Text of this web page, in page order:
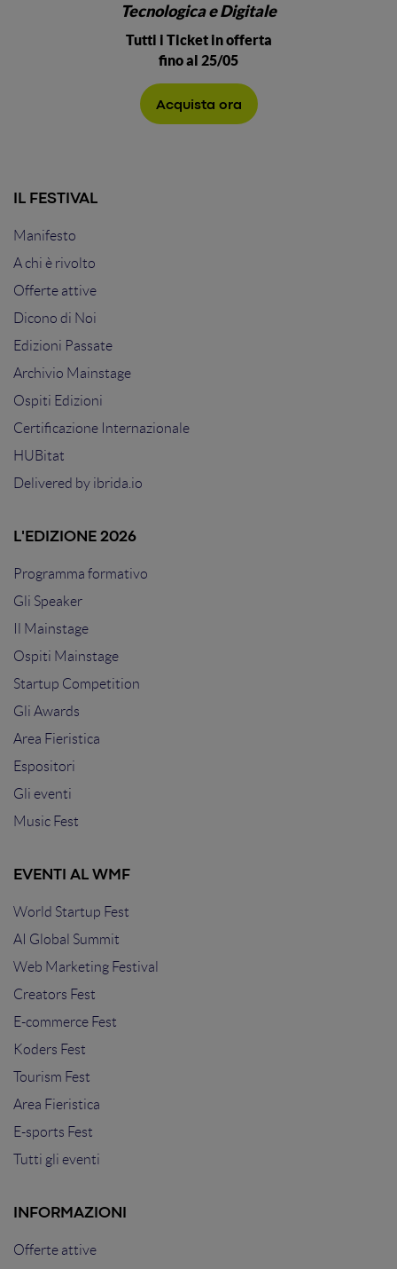
Tecnologica e Digitale
Tutti i Ticket in offerta
fino al 25/05
Acquista ora
IL FESTIVAL
Manifesto
A chi è rivolto
Offerte attive
Dicono di Noi
Edizioni Passate
Archivio Mainstage
Ospiti Edizioni
Certificazione Internazionale
HUBitat
Delivered by ibrida.io
L'EDIZIONE 2026
Programma formativo
Gli Speaker
Il Mainstage
Ospiti Mainstage
Startup Competition
Gli Awards
Area Fieristica
Espositori
Gli eventi
Music Fest
EVENTI AL WMF
World Startup Fest
AI Global Summit
Web Marketing Festival
Creators Fest
E-commerce Fest
Koders Fest
Tourism Fest
Area Fieristica
E-sports Fest
Tutti gli eventi
INFORMAZIONI
Offerte attive